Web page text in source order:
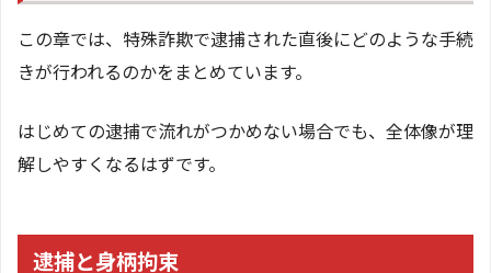
この章では、特殊詐欺で逮捕された直後にどのような手続
きが行われるのかをまとめています。
はじめての逮捕で流れがつかめない場合でも、全体像が理
解しやすくなるはずです。
逮捕と身柄拘束